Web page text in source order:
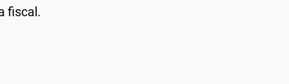
fiscal.